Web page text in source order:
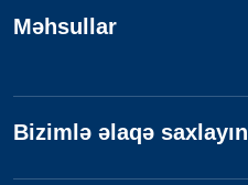
Məhsullar
Bizimlə əlaqə saxlayın